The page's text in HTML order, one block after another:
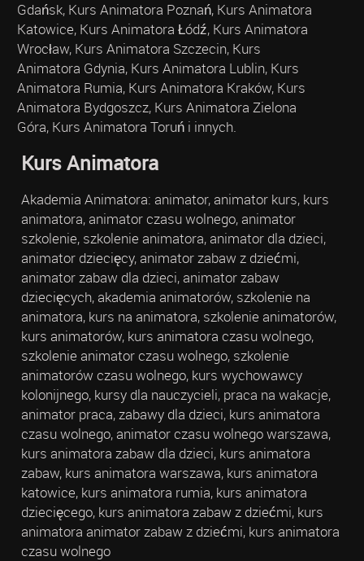
Gdańsk, Kurs Animatora Poznań, Kurs Animatora
Katowice, Kurs Animatora Łódź, Kurs Animatora
Wrocław, Kurs Animatora Szczecin, Kurs
Animatora Gdynia, Kurs Animatora Lublin, Kurs
Animatora Rumia, Kurs Animatora Kraków, Kurs
Animatora Bydgoszcz, Kurs Animatora Zielona
Góra, Kurs Animatora Toruń i innych.
Kurs Animatora
Akademia Animatora: animator, animator kurs, kurs
animatora, animator czasu wolnego, animator
szkolenie, szkolenie animatora, animator dla dzieci,
animator dziecięcy, animator zabaw z dziećmi,
animator zabaw dla dzieci, animator zabaw
dziecięcych, akademia animatorów, szkolenie na
animatora, kurs na animatora, szkolenie animatorów,
kurs animatorów, kurs animatora czasu wolnego,
szkolenie animator czasu wolnego, szkolenie
animatorów czasu wolnego, kurs wychowawcy
kolonijnego, kursy dla nauczycieli, praca na wakacje,
animator praca, zabawy dla dzieci, kurs animatora
czasu wolnego, animator czasu wolnego warszawa,
kurs animatora zabaw dla dzieci, kurs animatora
zabaw, kurs animatora warszawa, kurs animatora
katowice, kurs animatora rumia, kurs animatora
dziecięcego, kurs animatora zabaw z dziećmi, kurs
animatora animator zabaw z dziećmi, kurs animatora
czasu wolnego